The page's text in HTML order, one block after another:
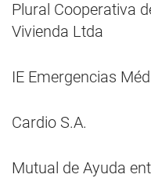
Plural Cooperativa
Vivienda Ltda
IE Emergencias
Cardio S.A.
Mutual de Ayuda